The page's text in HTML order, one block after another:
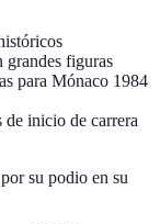
grandes figuras
para Mónaco 1984
inicio de carrera
su podio en su